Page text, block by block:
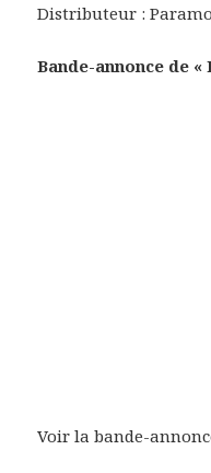
Distributeur :
Bande-annonce de «
Voir la bande-